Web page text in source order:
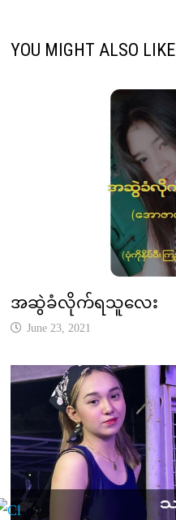
YOU MIGHT ALSO LIKE
အဆွဲခံလိုက်ရသူလေး
June 23, 2021